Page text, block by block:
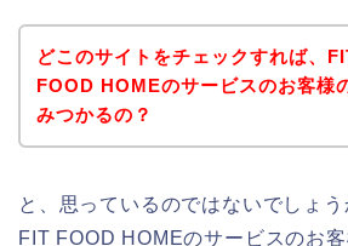
どこのサイトをチェックすれば、
FOOD HOMEのサービスのお客様
みつかるの？
と、思っているのではないでしょう
FIT FOOD HOMEのサービスのお